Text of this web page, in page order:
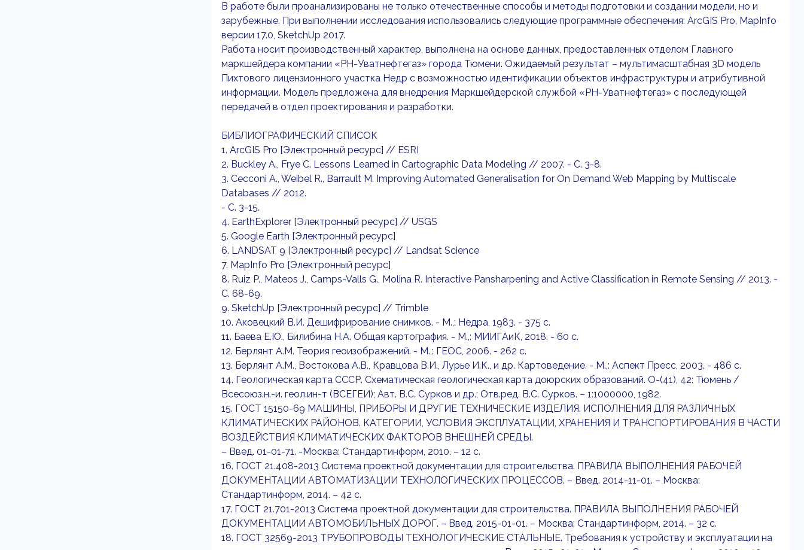
В работе были проанализированы не только отечественные способы и методы подготовки и создании модели, но и
зарубежные. При выполнении исследования использовались следующие программные обеспечения: ArcGIS Pro, MapInfo
версии 17.0, SketchUp 2017.
Работа носит производственный характер, выполнена на основе данных, предоставленных отделом Главного
маркшейдера компании «РН-Уватнефтегаз» города Тюмени. Ожидаемый результат – мультимасштабная 3D модель
Пихтового лицензионного участка Недр с возможностью идентификации объектов инфраструктуры и атрибутивной
информации. Модель предложена для внедрения Маркшейдерской службой «РН-Уватнефтегаз» с последующей
передачей в отдел проектирования и разработки.
БИБЛИОГРАФИЧЕСКИЙ СПИСОК
1. ArcGIS Pro [Электронный ресурс] // ESRI
2. Buckley A., Frye C. Lessons Learned in Cartographic Data Modeling // 2007. - С. 3-8.
3. Cecconi A., Weibel R., Barrault М. Improving Automated Generalisation for On Demand Web Mapping by Multiscale
Databases // 2012.
- С. 3-15.
4. EarthExplorer [Электронный ресурс] // USGS
5. Google Earth [Электронный ресурс]
6. LANDSAT 9 [Электронный ресурс] // Landsat Science
7. MapInfo Pro [Электронный ресурс]
8. Ruiz P., Mateos J., Camps-Valls G., Molina R. Interactive Pansharpening and Active Classification in Remote Sensing // 2013. -
С. 68-69.
9. SketchUp [Электронный ресурс] // Trimble
10. Аковецкий В.И. Дешифрирование снимков. - М.,: Недра, 1983. - 375 с.
11. Баева Е.Ю., Билибина Н.А. Общая картография. - М.,: МИИГАиК, 2018. - 60 с.
12. Берлянт А.М. Теория геоизображений. - М.,: ГЕОС, 2006. - 262 с.
13. Берлянт А.М., Востокова А.В., Кравцова В.И., Лурье И.К., и др. Картоведение. - М.,: Аспект Пресс, 2003. - 486 с.
14. Геологическая карта СССР. Схематическая геологическая карта доюрских образований. О-(41), 42: Тюмень /
Всесоюз.н.-и. геол.ин-т (ВСЕГЕИ); Авт. В.С. Сурков и др.; Отв.ред. В.С. Сурков. – 1:1000000, 1982.
15. ГОСТ 15150-69 МАШИНЫ, ПРИБОРЫ И ДРУГИЕ ТЕХНИЧЕСКИЕ ИЗДЕЛИЯ. ИСПОЛНЕНИЯ ДЛЯ РАЗЛИЧНЫХ
КЛИМАТИЧЕСКИХ РАЙОНОВ. КАТЕГОРИИ, УСЛОВИЯ ЭКСПЛУАТАЦИИ, ХРАНЕНИЯ И ТРАНСПОРТИРОВАНИЯ В ЧАСТИ
ВОЗДЕЙСТВИЯ КЛИМАТИЧЕСКИХ ФАКТОРОВ ВНЕШНЕЙ СРЕДЫ.
– Введ. 01-01-71. -Москва: Стандартинформ, 2010. – 12 с.
16. ГОСТ 21.408-2013 Система проектной документации для строительства. ПРАВИЛА ВЫПОЛНЕНИЯ РАБОЧЕЙ
ДОКУМЕНТАЦИИ АВТОМАТИЗАЦИИ ТЕХНОЛОГИЧЕСКИХ ПРОЦЕССОВ. – Введ. 2014-11-01. – Москва:
Стандартинформ, 2014. – 42 с.
17. ГОСТ 21.701-2013 Система проектной документации для строительства. ПРАВИЛА ВЫПОЛНЕНИЯ РАБОЧЕЙ
ДОКУМЕНТАЦИИ АВТОМОБИЛЬНЫХ ДОРОГ. – Введ. 2015-01-01. – Москва: Стандартинформ, 2014. – 32 с.
18. ГОСТ 32569-2013 ТРУБОПРОВОДЫ ТЕХНОЛОГИЧЕСКИЕ СТАЛЬНЫЕ. Требования к устройству и эксплуатации на